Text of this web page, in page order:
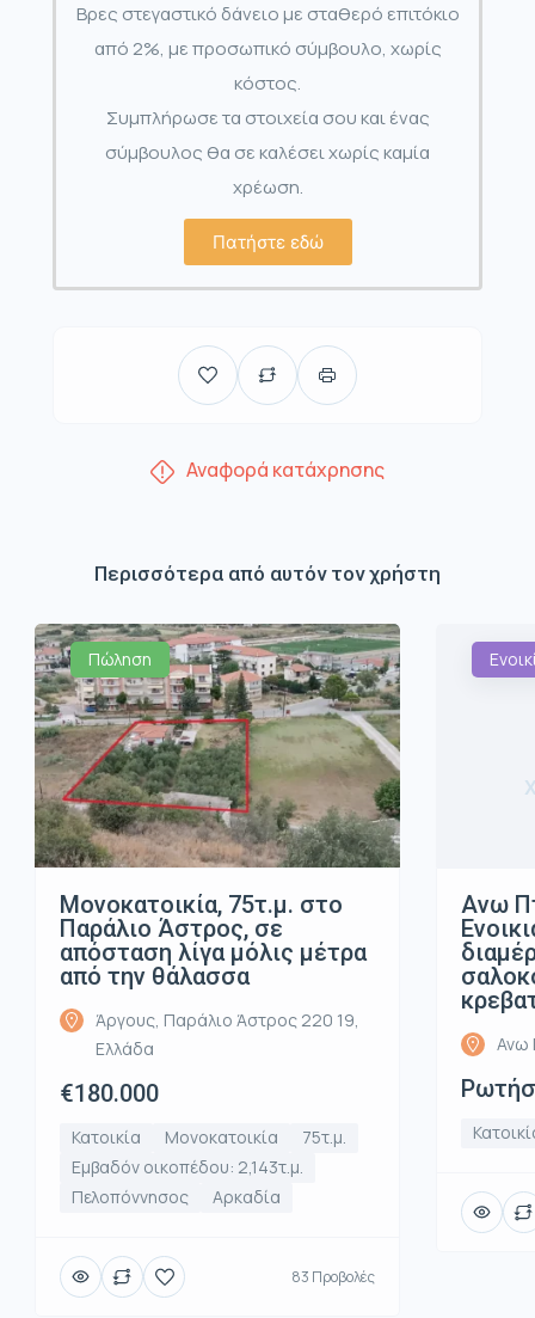
Βρες στεγαστικό δάνειο με σταθερό επιτόκιο
από 2%, με προσωπικό σύμβουλο, χωρίς
κόστος.
Συμπλήρωσε τα στοιχεία σου και ένας
σύμβουλος θα σε καλέσει χωρίς καμία
χρέωση.
Πατήστε εδώ
Αναφορά κατάχρησης
Περισσότερα από αυτόν τον χρήστη
Πώληση
Μονοκατοικία, 75τ.μ. στο
Παράλιο Άστρος, σε
απόσταση λίγα μόλις μέτρα
από την θάλασσα
Άργους, Παράλιο Άστρος 220 19,
Ελλάδα
€180.000
Κατοικία Μονοκατοικία
75τ.μ.
Εμβαδόν οικοπέδου: 2,143τ.μ.
Πελοπόννησος
Αρκαδία
83 Προβολές
Ανω
Ανω